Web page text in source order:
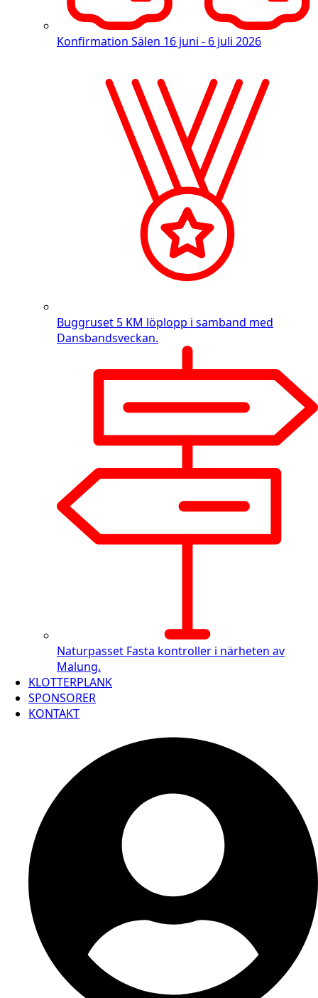
Konfirmation Sälen 16 juni - 6 juli 2026
Buggruset 5 KM löplopp i samband med
Dansbandsveckan.
Naturpasset Fasta kontroller i närheten av
Malung.
KLOTTERPLANK
SPONSORER
KONTAKT